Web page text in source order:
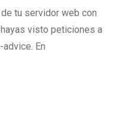
tu servidor web con
visto peticiones a
En